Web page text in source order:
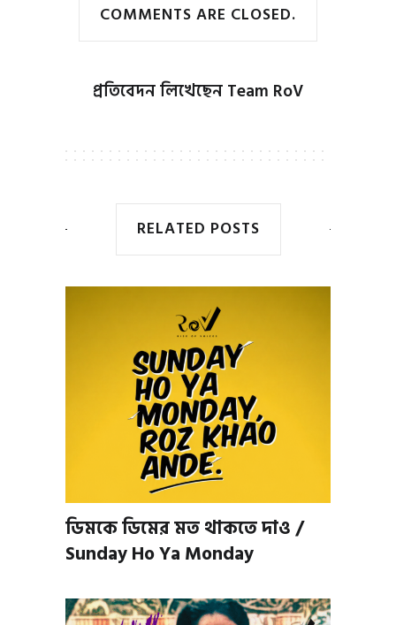
COMMENTS ARE CLOSED.
প্রতিবেদন লিখেছেনTeam RoV
RELATED POSTS
ডিমকে ডিমের মত থাকতে দাও /
Sunday Ho Ya Monday